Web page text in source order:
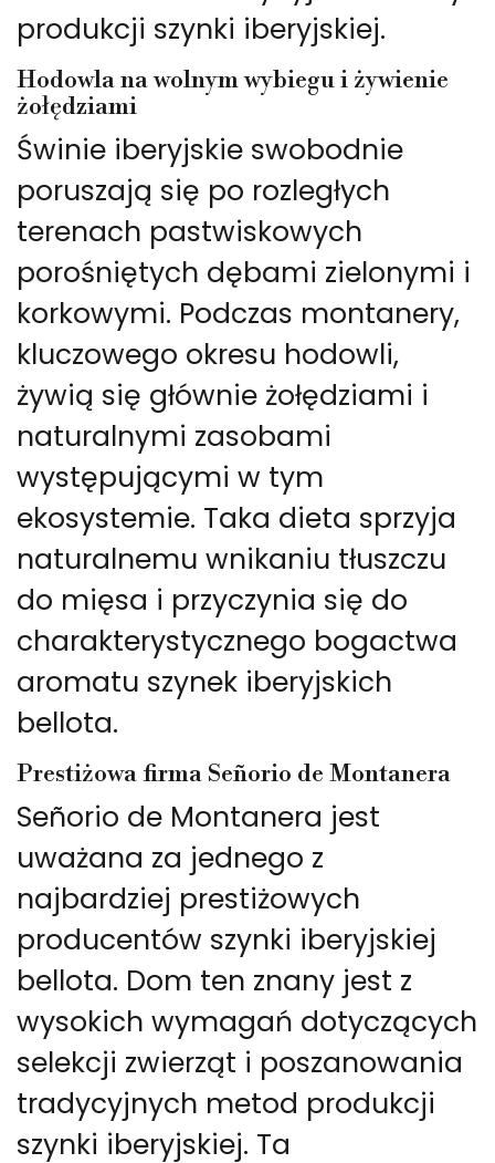
produkcji szynki iberyjskiej.
Hodowla na wolnym wybiegu i żywienie
żołędziami
Świnie iberyjskie swobodnie
poruszają się po rozległych
terenach pastwiskowych
porośniętych dębami zielonymi i
korkowymi. Podczas montanery,
kluczowego okresu hodowli,
żywią się głównie żołędziami i
naturalnymi zasobami
występującymi w tym
ekosystemie. Taka dieta sprzyja
naturalnemu wnikaniu tłuszczu
do mięsa i przyczynia się do
charakterystycznego bogactwa
aromatu szynek iberyjskich
bellota.
Prestiżowa firma Señorio de Montanera
Señorio de Montanera jest
uważana za jednego z
najbardziej prestiżowych
producentów szynki iberyjskiej
bellota. Dom ten znany jest z
wysokich wymagań dotyczących
selekcji zwierząt i poszanowania
tradycyjnych metod produkcji
szynki iberyjskiej. Ta